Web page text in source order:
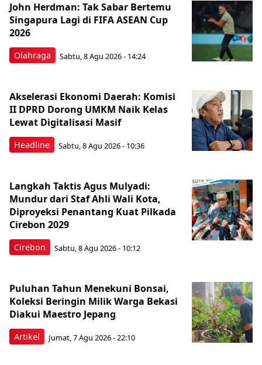
Olahraga
John Herdman: Tak Sabar Bertemu
Singapura Lagi di FIFA ASEAN Cup
2026
Sabtu, 8 Agu 2026 - 14:24
Headline
Akselerasi Ekonomi Daerah: Komisi
II DPRD Dorong UMKM Naik Kelas
Lewat Digitalisasi Masif
Sabtu, 8 Agu 2026 - 10:36
Cirebon
Langkah Taktis Agus Mulyadi:
Mundur dari Staf Ahli Wali Kota,
Diproyeksi Penantang Kuat Pilkada
Cirebon 2029
Sabtu, 8 Agu 2026 - 10:12
Artikel
Puluhan Tahun Menekuni Bonsai,
Koleksi Beringin Milik Warga Bekasi
Diakui Maestro Jepang
Jumat, 7 Agu 2026 - 22:10